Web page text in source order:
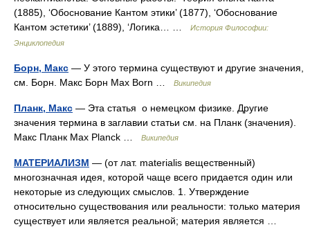
(1885), ‘Обоснование Кантом этики’ (1877), ‘Обоснование
Кантом эстетики’ (1889), ‘Логика… …
История Философии:
Энциклопедия
Борн, Макс — У этого термина существуют и другие значения,
см. Борн. Макс Борн Max Born …
Википедия
Планк, Макс — Эта статья о немецком физике. Другие
значения термина в заглавии статьи см. на Планк (значения).
Макс Планк Max Planck …
Википедия
МАТЕРИАЛИЗМ — (от лат. materialis вещественный)
многозначная идея, которой чаще всего придается один или
некоторые из следующих смыслов. 1. Утверждение
относительно существования или реальности: только материя
существует или является реальной; материя является …